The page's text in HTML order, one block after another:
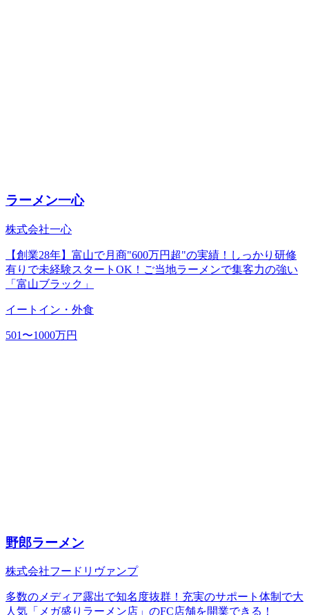
ラーメン一心
株式会社一心
【創業28年】富山で月商"600万円超"の実績！しっかり研修
有りで未経験スタートOK！ご当地ラーメンで集客力の強い
「富山ブラック」
イートイン・外食
501〜1000万円
野郎ラーメン
株式会社フードリヴァンプ
多数のメディア露出で知名度抜群！充実のサポート体制で大
人気「メガ盛りラーメン店」のFC店舗を開業できる！